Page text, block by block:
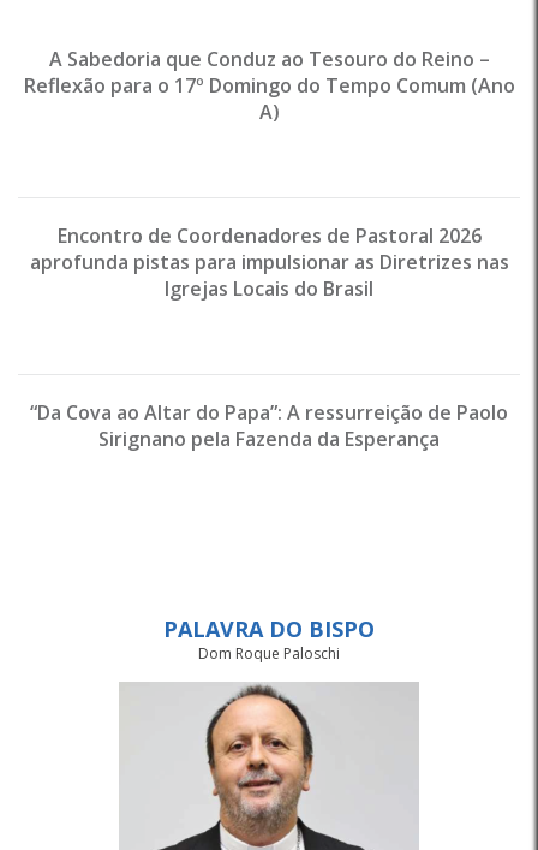
A Sabedoria que Conduz ao Tesouro do Reino –
Reflexão para o 17º Domingo do Tempo Comum (Ano
A)
Encontro de Coordenadores de Pastoral 2026
aprofunda pistas para impulsionar as Diretrizes nas
Igrejas Locais do Brasil
“Da Cova ao Altar do Papa”: A ressurreição de Paolo
Sirignano pela Fazenda da Esperança
PALAVRA DO BISPO
Dom Roque Paloschi